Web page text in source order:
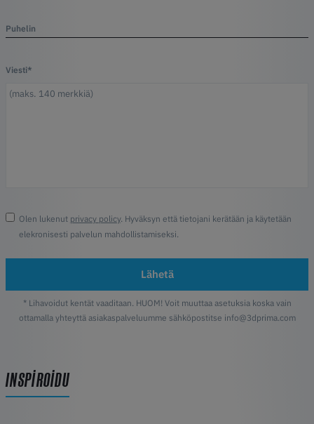
Puhelin
Viesti*
Olen lukenut privacy policy. Hyväksyn että tietojani kerätään ja käytetään
elekronisesti palvelun mahdollistamiseksi.
Lähetä
* Lihavoidut kentät vaaditaan. HUOM! Voit muuttaa asetuksia koska vain
ottamalla yhteyttä asiakaspalveluumme sähköpostitse info@3dprima.com
INSPIROIDU